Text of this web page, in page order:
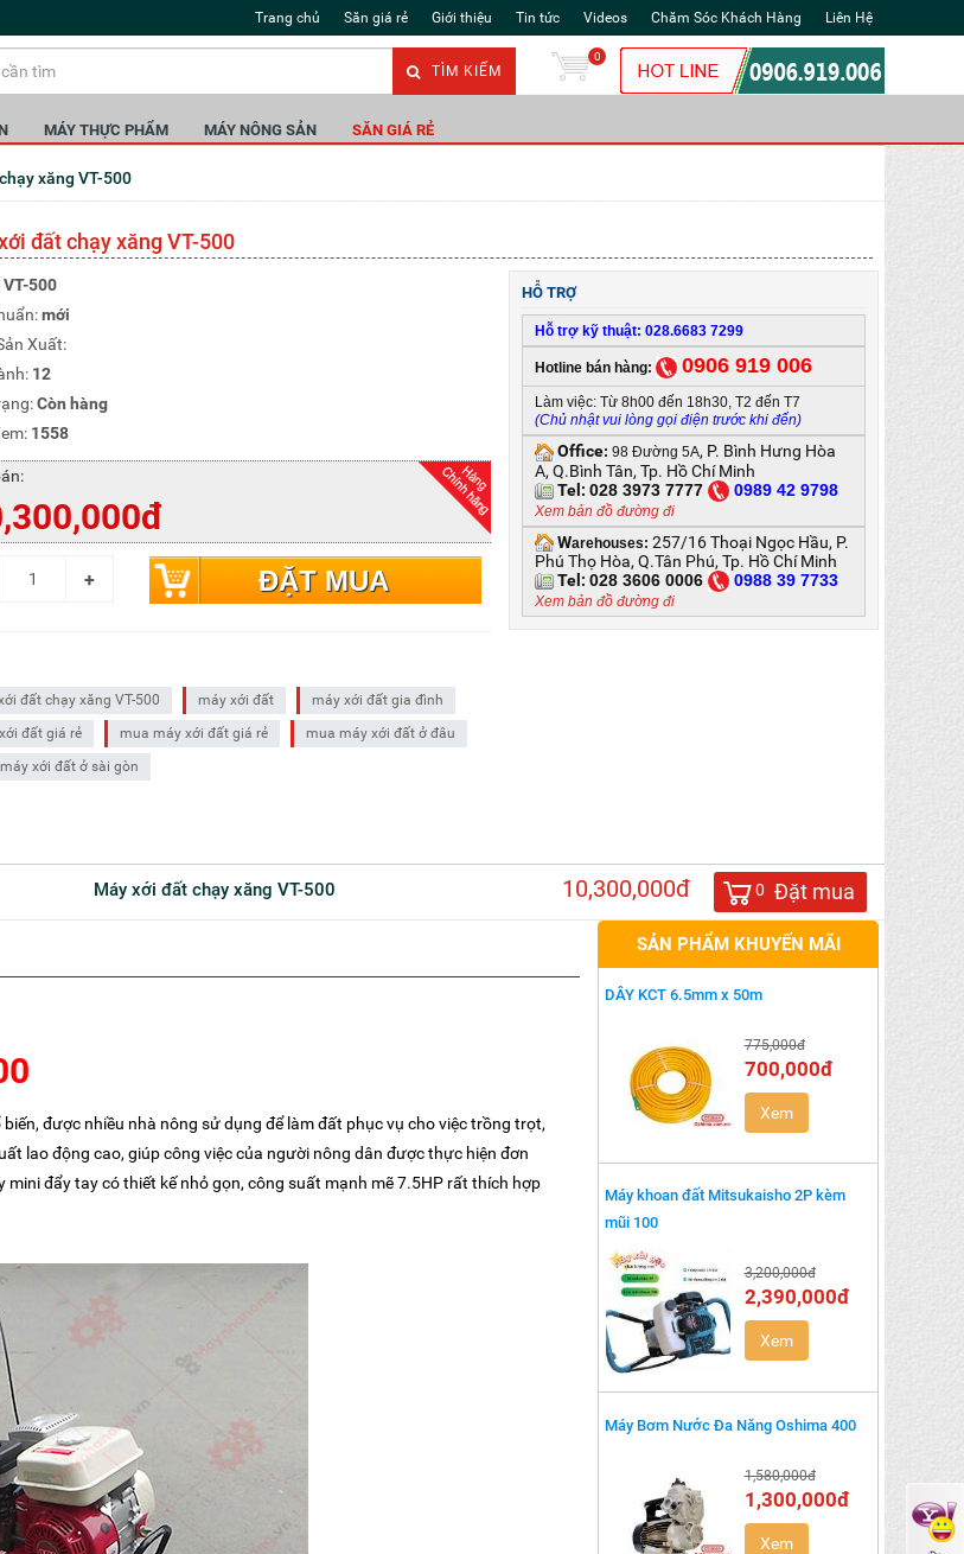
Trang chủ Săn giá rẻ Giới thiệu Tin tức Videos Chăm Sóc Khách Hàng Liên Hệ
TÌM KIẾM
0
MÁY THỰC PHẨM MÁY NÔNG SẢN SĂN GIÁ RẺ
chạy xăng VT-500
đất chạy xăng VT-500
VT-500
mới
Xuất:
12
Còn hàng
1558
ĐẶT MUA
đất chạy xăng VT-500 máy xới đất
máy xới đất gia đình
đất giá rẻ
mua máy xới đất giá rẻ
mua máy xới đất ở đâu
xới đất ở sài gòn
HỖ TRỢ
Hỗ trợ kỹ thuật: 028.6683 7299
Hotline bán hàng: 0906 919 006
Làm việc: Từ 8h00 đến 18h30, T2 đến T7
(Chủ nhật vui lòng gọi điện trước khi đến)
Office: 98 Đường 5A, P. Bình Hưng Hòa
A, Q.Bình Tân, Tp. Hồ Chí Minh
Tel:028 3973 7777 0989 42 9798
Xem bản đồ đường đi
Warehouses: 257/16 Thoại Ngọc Hầu, P.
Phú Thọ Hòa, Q.Tân Phú, Tp. Hồ Chí Minh
Tel:028 3606 0006 0988 39 7733
Xem bản đồ đường đi
Máy xới đất chạy xăng VT-500 10,300,000đ 0 Đặt mua
được nhiều nhà nông sử dụng để làm đất phục vụ cho việc trồng trọt,
lao động cao, giúp công việc của người nông dân được thực hiện đơn
mini đẩy tay có thiết kế nhỏ gọn, công suất mạnh mẽ 7.5HP rất thích hợp
SẢN PHẨM KHUYẾN MÃI
DÂY KCT 6.5mm x 50m
775,000đ
700,000đ
Xem
Máy khoan đất Mitsukaisho 2P kèm
mũi 100
3,200,000đ
2,390,000đ
Xem
Máy Bơm Nước Đa Năng Oshima 400
1,580,000đ
1,300,000đ
Xem